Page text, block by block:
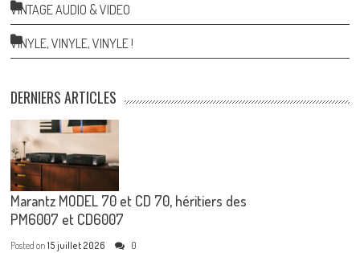
VINTAGE AUDIO & VIDEO
VINYLE, VINYLE, VINYLE !
DERNIERS ARTICLES
Marantz MODEL 70 et CD 70, héritiers des
PM6007 et CD6007
Posted on15 juillet 2026 0